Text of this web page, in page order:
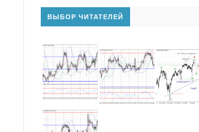
ВЫБОР ЧИТАТЕЛЕЙ